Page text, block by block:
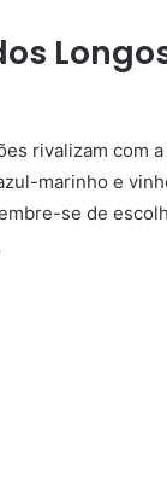
rivalizam com
marinho e
se de